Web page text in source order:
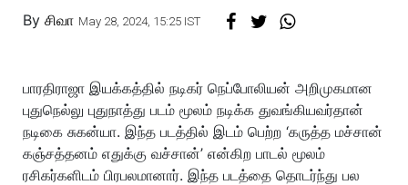
By சிவா May 28, 2024, 15:25 IST
பாரதிராஜா இயக்கத்தில் நடிகர் நெப்போலியன் அறிமுகமான
புதுநெல்லு புதுநாத்து படம் மூலம் நடிக்க துவங்கியவர்தான்
நடிகை சுகன்யா. இந்த படத்தில் இடம் பெற்ற ‘கருத்த மச்சான்
கஞ்சத்தனம் எதுக்கு வச்சான்’ என்கிற பாடல் மூலம்
ரசிகர்களிடம் பிரபலமானார். இந்த படத்தை தொடர்ந்து பல